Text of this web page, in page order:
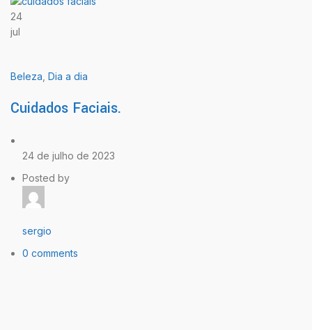
24
jul
Beleza Dia a dia
Cuidados Faciais.
24 de julho de 2023
Posted by
sergio
0 comments